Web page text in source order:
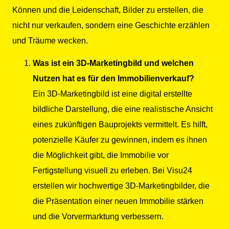
Können und die Leidenschaft, Bilder zu erstellen, die
nicht nur verkaufen, sondern eine Geschichte erzählen
und Träume wecken.
Was ist ein 3D-Marketingbild und welchen
Nutzen hat es für den Immobilienverkauf?
Ein 3D-Marketingbild ist eine digital erstellte
bildliche Darstellung, die eine realistische Ansicht
eines zukünftigen Bauprojekts vermittelt. Es hilft,
potenzielle Käufer zu gewinnen, indem es ihnen
die Möglichkeit gibt, die Immobilie vor
Fertigstellung visuell zu erleben. Bei Visu24
erstellen wir hochwertige 3D-Marketingbilder, die
die Präsentation einer neuen Immobilie stärken
und die Vorvermarktung verbessern.